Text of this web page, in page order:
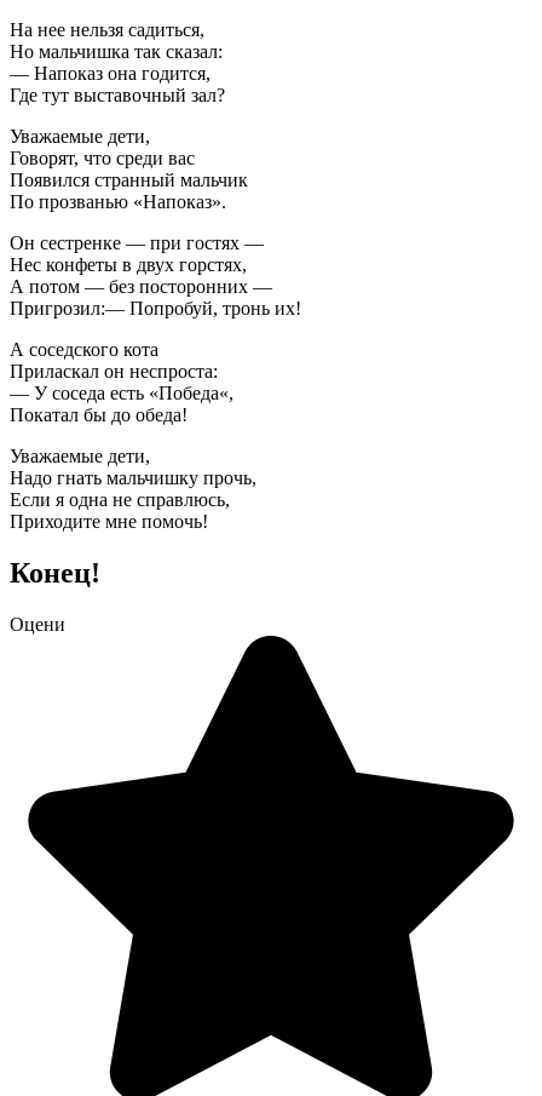
На нее нельзя садиться,
Но мальчишка так сказал:
— Напоказ она годится,
Где тут выставочный зал?
Уважаемые дети,
Говорят, что среди вас
Появился странный мальчик
По прозванью «Напоказ».
Он сестренке — при гостях —
Нес конфеты в двух горстях,
А потом — без посторонних —
Пригрозил:— Попробуй, тронь их!
А соседского кота
Приласкал он неспроста:
— У соседа есть «Победа«,
Покатал бы до обеда!
Уважаемые дети,
Надо гнать мальчишку прочь,
Если я одна не справлюсь,
Приходите мне помочь!
Конец!
Оцени